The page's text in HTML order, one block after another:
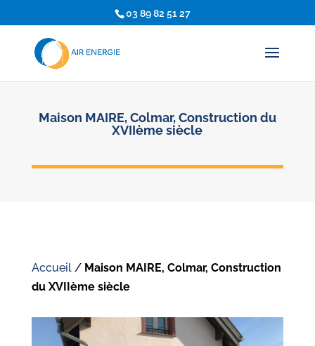
03 89 82 51 27
Maison MAIRE, Colmar, Construction du
XVIIème siècle
Accueil/ Maison MAIRE, Colmar, Construction
du XVIIème siècle